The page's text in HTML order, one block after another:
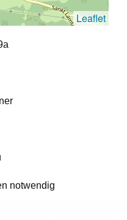
Leaflet
notwendig